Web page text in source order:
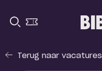
Terug naar vacatures